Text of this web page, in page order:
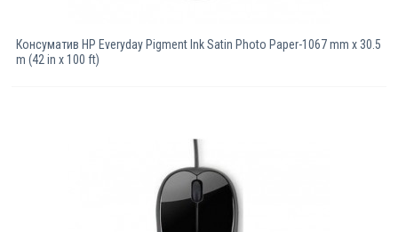
Консуматив HP Everyday Pigment Ink Satin Photo Paper-1067 mm x 30.5
m (42 in x 100 ft)